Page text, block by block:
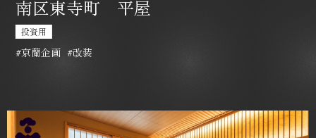
南区東寺町 平屋
投資用
#京蘭企画 #改装